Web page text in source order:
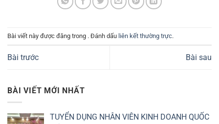
Bài viết này được đăng trong . Đánh dấu liên kết thường trực.
Bài trước Bài sau
BÀI VIẾT MỚI NHẤT
TUYỂN DỤNG NHÂN VIÊN KINH DOANH QUỐC